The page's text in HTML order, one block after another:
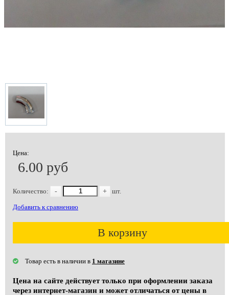
Цена:
6.00 руб
Количество: - + шт.
Добавить к сравнению
В корзину
Товар есть в наличии в 1 магазине
Цена на сайте действует только при оформлении заказа
через интернет-магазин и может отличаться от цены в